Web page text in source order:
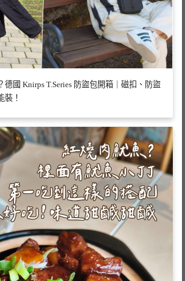
德國 Knirps T.Series 防盜包開箱｜磁扣、防盜
裝！